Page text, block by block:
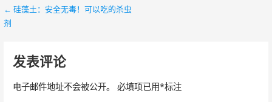
文
导
航
← 硅藻土：安全无毒！可以吃的杀虫
剂
发表评论
电子邮件地址不会被公开。 必填项已用*标注